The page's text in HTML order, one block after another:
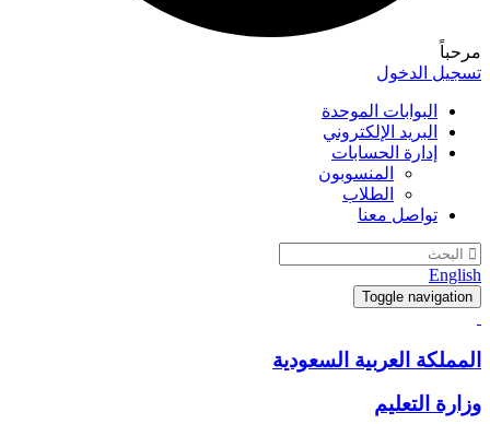
مرحباً
تسجيل الدخول
البوابات الموحدة
البريد الإلكتروني
إدارة الحسابات
المنسوبون
الطلاب
تواصل معنا
English
Toggle navigation
المملكة العربية السعودية
وزارة التعليم